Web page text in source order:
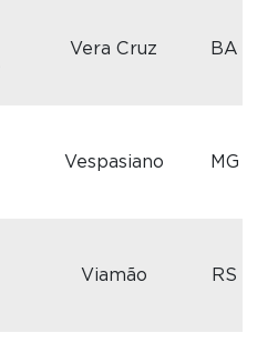
Vera Cruz BA
Vespasiano MG
Viamão RS